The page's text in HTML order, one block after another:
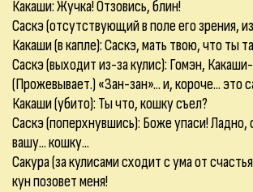
Какаши: Жучка! Отзовись, блин!
Саскэ (отсутствующий в поле его зрения,
Какаши (в капле): Саскэ, мать твою, что ты
Саскэ (выходит из-за кулис): Гомэн,
(Прожевывает.) «Зан-зан»... и, короче... это
Какаши (убито): Ты что, кошку съел?
Саскэ (поперхнувшись): Боже упаси! Ладно,
вашу... кошку...
Сакура (за кулисами сходит с ума от
кун позовет меня!